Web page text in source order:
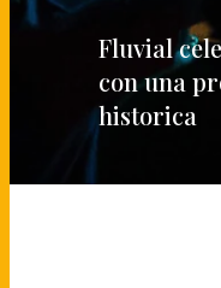
Fluvial
con una
historica